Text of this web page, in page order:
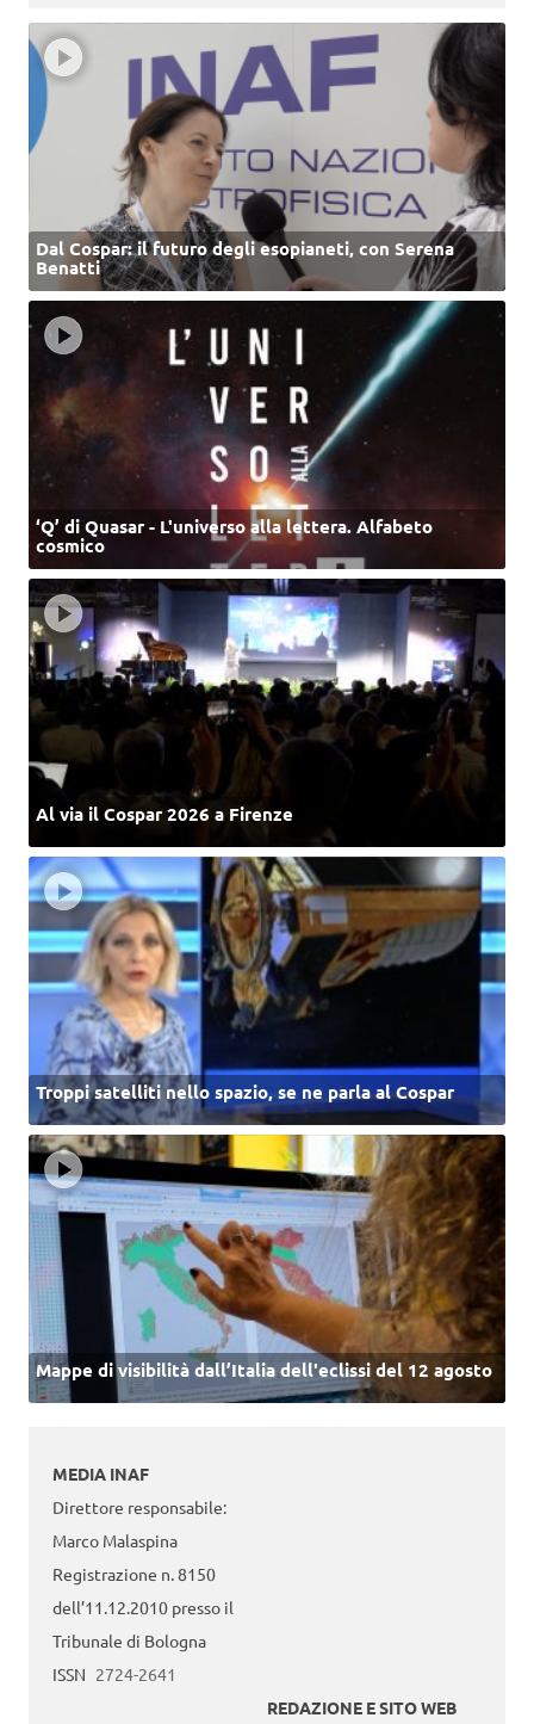
Dal Cospar: il futuro degli esopianeti, con Serena
Benatti
‘Q’ di Quasar - L'universo alla lettera. Alfabeto
cosmico
Al via il Cospar 2026 a Firenze
Troppi satelliti nello spazio, se ne parla al Cospar
Mappe di visibilità dall’Italia dell'eclissi del 12 agosto
MEDIA INAF
Direttore responsabile:
Marco Malaspina
Registrazione n. 8150
dell’11.12.2010 presso il
Tribunale di Bologna
ISSN 2724-2641
REDAZIONE E SITO WEB